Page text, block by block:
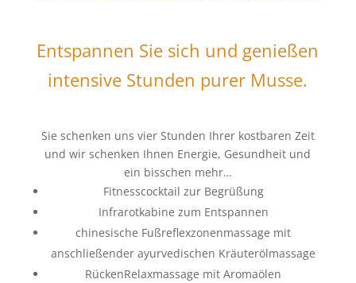
Entspannen Sie sich und genießen
intensive Stunden purer Musse.
Sie schenken uns vier Stunden Ihrer kostbaren Zeit
und wir schenken Ihnen Energie, Gesundheit und
ein bisschen mehr…
Fitnesscocktail zur Begrüßung
Infrarotkabine zum Entspannen
chinesische Fußreflexzonenmassage mit
anschließender ayurvedischen Kräuterölmassage
RückenRelaxmassage mit Aromaölen